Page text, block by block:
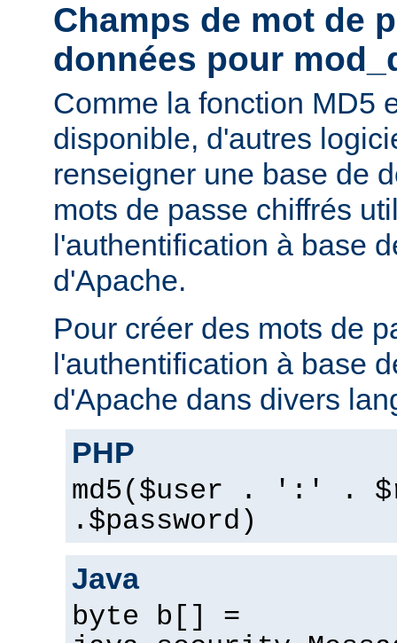
Champs de mot de
données pour
Comme la fonction MD5
disponible, d'autres
renseigner une base de
mots de passe chiffrés
l'authentification à base
d'Apache.
Pour créer des mots de
l'authentification à base
d'Apache dans divers
PHP
md5($user . ':' .
.$password)
Java
byte b[] =